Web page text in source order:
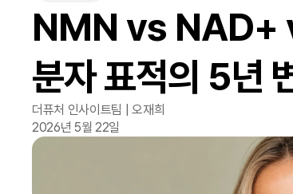
NMN vs NAD+
분자 표적의 5년
더퓨처 인사이트팀 | 오재희
2026년 5월 22일